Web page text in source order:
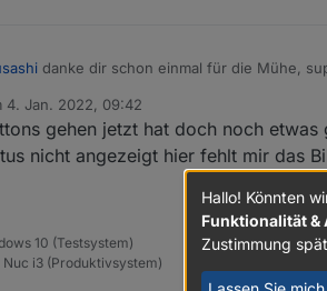
danke dir schon einmal für die Mühe,
4. Jan. 2022, 09:42
von
gehen jetzt hat doch noch
nicht angezeigt hier fehlt mir das
10 (Testsystem)
i3 (Produktivsystem)
Hallo! Könnten
Funktionalität &
Zustimmung